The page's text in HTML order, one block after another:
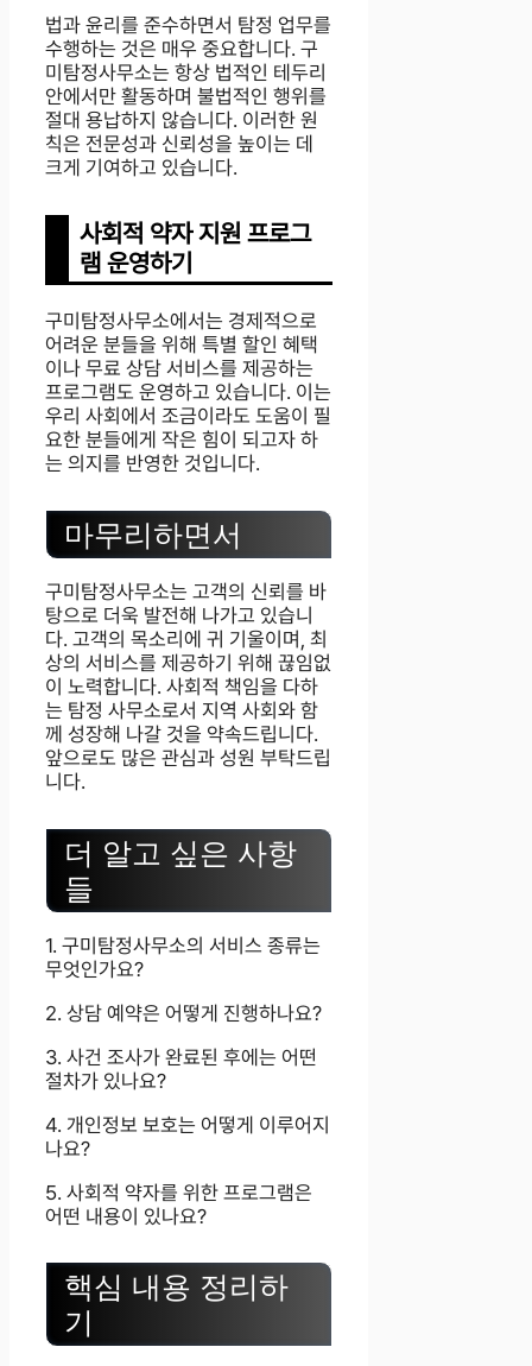
법과 윤리를 준수하면서 탐정 업무를
수행하는 것은 매우 중요합니다. 구
미탐정사무소는 항상 법적인 테두리
안에서만 활동하며 불법적인 행위를
절대 용납하지 않습니다. 이러한 원
칙은 전문성과 신뢰성을 높이는 데
크게 기여하고 있습니다.
사회적 약자 지원 프로그
램 운영하기
구미탐정사무소에서는 경제적으로
어려운 분들을 위해 특별 할인 혜택
이나 무료 상담 서비스를 제공하는
프로그램도 운영하고 있습니다. 이는
우리 사회에서 조금이라도 도움이 필
요한 분들에게 작은 힘이 되고자 하
는 의지를 반영한 것입니다.
마무리하면서
구미탐정사무소는 고객의 신뢰를 바
탕으로 더욱 발전해 나가고 있습니
다. 고객의 목소리에 귀 기울이며, 최
상의 서비스를 제공하기 위해 끊임없
이 노력합니다. 사회적 책임을 다하
는 탐정 사무소로서 지역 사회와 함
께 성장해 나갈 것을 약속드립니다.
앞으로도 많은 관심과 성원 부탁드립
니다.
더 알고 싶은 사항
들
1. 구미탐정사무소의 서비스 종류는
무엇인가요?
2. 상담 예약은 어떻게 진행하나요?
3. 사건 조사가 완료된 후에는 어떤
절차가 있나요?
4. 개인정보 보호는 어떻게 이루어지
나요?
5. 사회적 약자를 위한 프로그램은
어떤 내용이 있나요?
핵심 내용 정리하
기